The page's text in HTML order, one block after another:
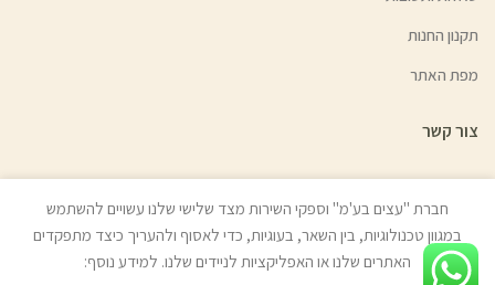
תקנון החנות
מפת האתר
צור קשר
© כל הזכויות שמורות לעצים בע"מ (איתן טל) 2022 | האתר נבנה ע״י
בניית אתרים
חברת "עצים בע'מ" וספקי השירות מצד שלישי שלנו עשויים להשתמש
במגוון טכנולוגיות, בין השאר, בעוגיות, כדי לאסוף ולהעריך כיצד מתפקדים
האתרים שלנו או האפליקציות לניידים שלנו. למידע נוסף: